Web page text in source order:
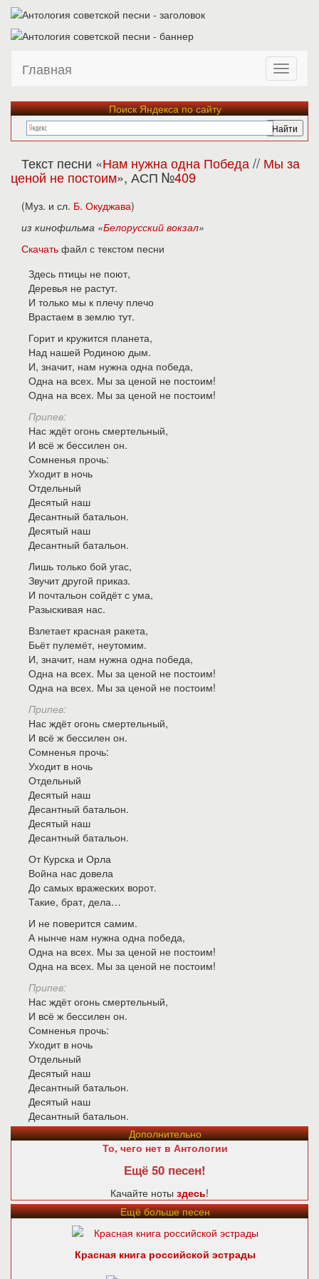
Главная
Поиск Яндекса по сайту
Текст песни «Нам нужна одна Победа// Мы за
ценой не постоим», АСП №409
(Муз. и сл. Б. Окуджава)
из кинофильма «Белорусский вокзал»
Скачать файл с текстом песни
Здесь птицы не поют,
Деревья не растут.
И только мы к плечу плечо
Врастаем в землю тут.
Горит и кружится планета,
Над нашей Родиною дым.
И, значит, нам нужна одна победа,
Одна на всех. Мы за ценой не постоим!
Одна на всех. Мы за ценой не постоим!
Припев:
Нас ждёт огонь смертельный,
И всё ж бессилен он.
Сомненья прочь:
Уходит в ночь
Отдельный
Десятый наш
Десантный батальон.
Десятый наш
Десантный батальон.
Лишь только бой угас,
Звучит другой приказ.
И почтальон сойдёт с ума,
Разыскивая нас.
Взлетает красная ракета,
Бьёт пулемёт, неутомим.
И, значит, нам нужна одна победа,
Одна на всех. Мы за ценой не постоим!
Одна на всех. Мы за ценой не постоим!
Припев:
Нас ждёт огонь смертельный,
И всё ж бессилен он.
Сомненья прочь:
Уходит в ночь
Отдельный
Десятый наш
Десантный батальон.
Десятый наш
Десантный батальон.
От Курска и Орла
Война нас довела
До самых вражеских ворот.
Такие, брат, дела…
И не поверится самим.
А нынче нам нужна одна победа,
Одна на всех. Мы за ценой не постоим!
Одна на всех. Мы за ценой не постоим!
Припев:
Нас ждёт огонь смертельный,
И всё ж бессилен он.
Сомненья прочь:
Уходит в ночь
Отдельный
Десятый наш
Десантный батальон.
Десятый наш
Десантный батальон.
Дополнительно
То, чего нет в Антологии
Ещё 50 песен!
Качайте ноты здесь!
Ещё больше песен
Красная книга российской эстрады